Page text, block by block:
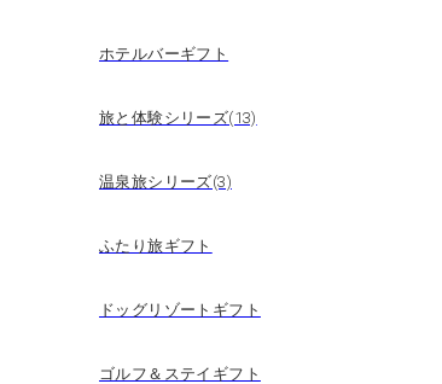
ホテルバーギフト
旅と体験シリーズ(13)
温泉旅シリーズ(3)
ふたり旅ギフト
ドッグリゾートギフト
ゴルフ＆ステイギフト